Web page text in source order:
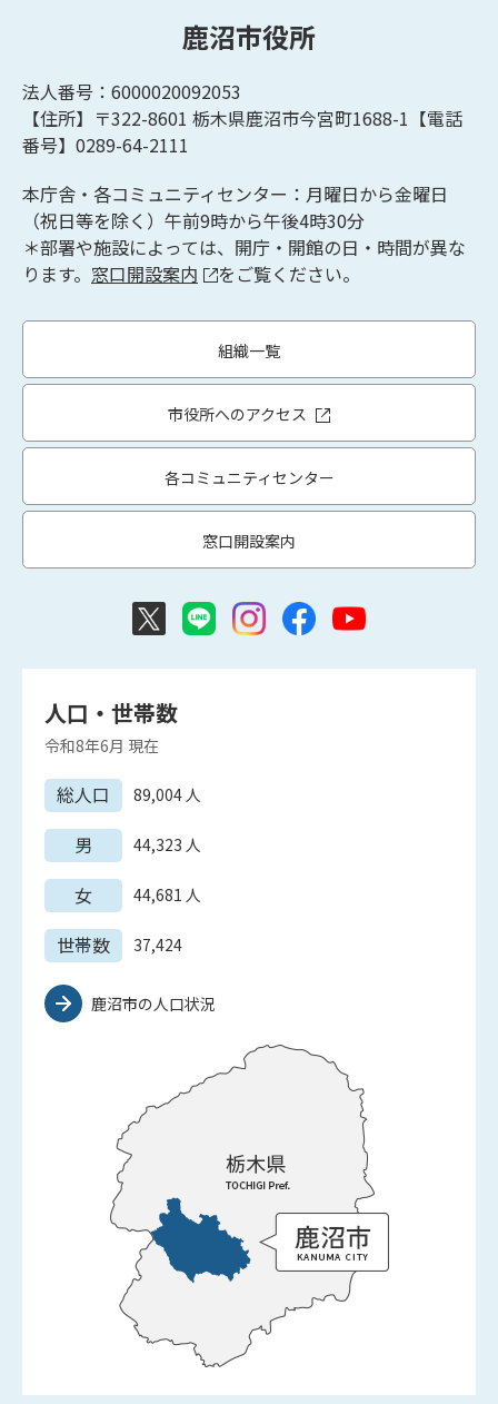
鹿沼市役所
法人番号：6000020092053
【住所】〒322-8601 栃木県鹿沼市今宮町1688-1【電話
番号】0289-64-2111
本庁舎・各コミュニティセンター：月曜日から金曜日
（祝日等を除く）午前9時から午後4時30分
＊部署や施設によっては、開庁・開館の日・時間が異な
ります。 窓口開設案内 をご覧ください。
組織一覧
市役所へのアクセス
各コミュニティセンター
窓口開設案内
人口・世帯数
令和8年6月 現在
総人口 89,004人
男 44,323 人
女 44,681 人
世帯数 37,424
鹿沼市の人口状況